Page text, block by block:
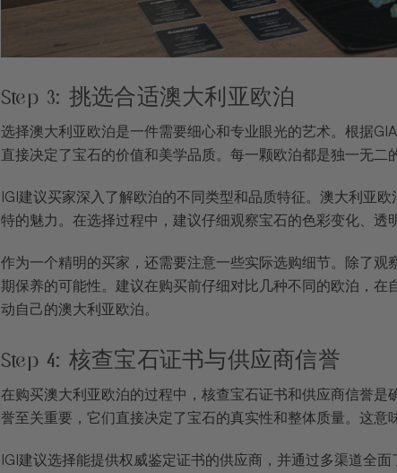
Step 3: 挑选合适澳大利亚欧泊
选择澳大利亚欧泊是一件需要细心和专业眼光的艺术。根据
直接决定了宝石的价值和美学品质。每一颗欧泊都是独一无二
IGI建议买家深入了解欧泊的不同类型和品质特征。澳大利亚
特的魅力。在选择过程中，建议仔细观察宝石的色彩变化、透
作为一个精明的买家，还需要注意一些实际选购细节。除了
期保养的可能性。建议在购买前仔细对比几种不同的欧泊，
动自己的澳大利亚欧泊。
Step 4: 核查宝石证书与供应商信誉
在购买澳大利亚欧泊的过程中，核查宝石证书和供应商信誉是
誉至关重要，它们直接决定了宝石的真实性和整体质量。这意
IGI建议选择能提供权威鉴定证书的供应商，并通过多渠道全